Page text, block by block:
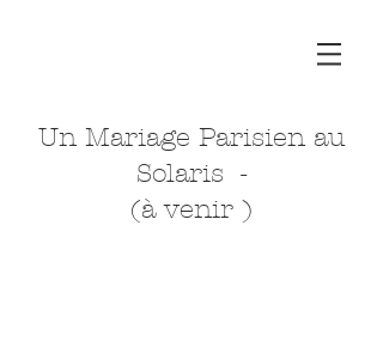
Un Mariage Parisien au
Solaris -
(à venir )